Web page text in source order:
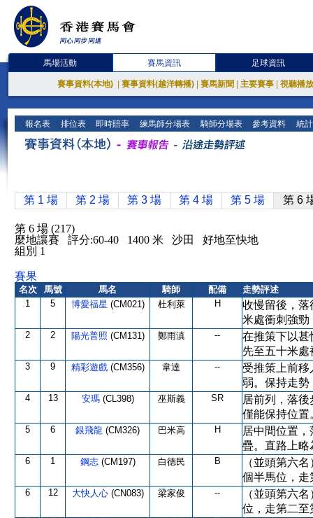
馬場活動 賽馬資訊 足球資訊
賽事資料(本地) 賽事資料(越洋轉播) 賽馬新聞 主要賽事 視聽播
報名表 排位表 即時賠率 練馬師分場表 騎師分場表 參考資料 統
第 1 場 第 2 場 第 3 場 第 4 場 第 5 場 第 6
第 6 場 (217)
麼地讓賽 評分:60-40 1400 米 沙田 好地至快地
組別 1
賽果
名次 馬號 馬名 騎師 配備
走勢評述
1
5 博愛福星 (CM021) 杜利萊 H
收慢留後，落
米處衝刺強勁
2 2 陽光普照 (CM131) 鄭雨滇 --
在推策下以甚
先至五十米
3 9 精彩遊戲 (CM356) 韋達 --
受推策上前
弱。保持走勢
4 13 安瑪 (CL398) 巫斯義 SR
居前列，落
僅能保持位置
5 6 銀飛龍 (CM326) 巴米高 H
居中間位置
疊。直路上略
6 1 鋼志 (CM197) 白德民 B
（並頭第六
個半馬位，走
6 12 大快人心 (CN083) 梁家俊 --
（並頭第六
位，走第二至